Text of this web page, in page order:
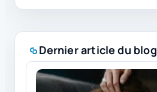
Dernier article du blog